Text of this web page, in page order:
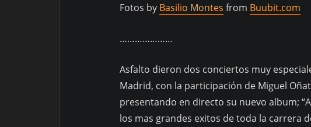
Fotos by Basilio Montes from Buubit.com
…………………
Asfalto dieron dos conciertos muy
Madrid, con la participación de Miguel
presentando en directo su nuevo album;
los mas grandes exitos de toda la carrera